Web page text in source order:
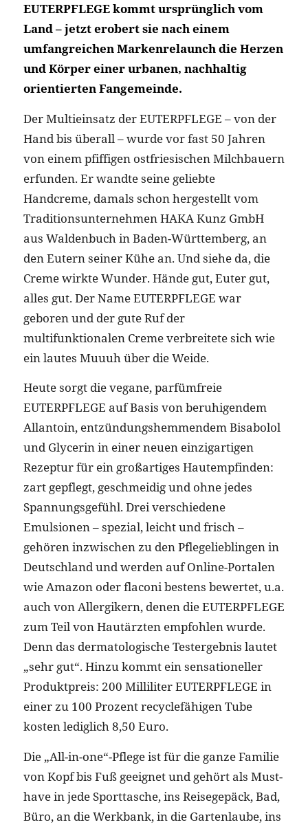
EUTERPFLEGE kommt ursprünglich vom
Land – jetzt erobert sie nach einem
umfangreichen Markenrelaunch die Herzen
und Körper einer urbanen, nachhaltig
orientierten Fangemeinde.
Der Multieinsatz der EUTERPFLEGE – von der
Hand bis überall – wurde vor fast 50 Jahren
von einem pfiffigen ostfriesischen Milchbauern
erfunden. Er wandte seine geliebte
Handcreme, damals schon hergestellt vom
Traditionsunternehmen HAKA Kunz GmbH
aus Waldenbuch in Baden-Württemberg, an
den Eutern seiner Kühe an. Und siehe da, die
Creme wirkte Wunder. Hände gut, Euter gut,
alles gut. Der Name EUTERPFLEGE war
geboren und der gute Ruf der
multifunktionalen Creme verbreitete sich wie
ein lautes Muuuh über die Weide.
Heute sorgt die vegane, parfümfreie
EUTERPFLEGE auf Basis von beruhigendem
Allantoin, entzündungshemmendem Bisabolol
und Glycerin in einer neuen einzigartigen
Rezeptur für ein großartiges Hautempfinden:
zart gepflegt, geschmeidig und ohne jedes
Spannungsgefühl. Drei verschiedene
Emulsionen – spezial, leicht und frisch –
gehören inzwischen zu den Pflegelieblingen in
Deutschland und werden auf Online-Portalen
wie Amazon oder flaconi bestens bewertet, u.a.
auch von Allergikern, denen die EUTERPFLEGE
zum Teil von Hautärzten empfohlen wurde.
Denn das dermatologische Testergebnis lautet
„sehr gut“. Hinzu kommt ein sensationeller
Produktpreis: 200 Milliliter EUTERPFLEGE in
einer zu 100 Prozent recyclefähigen Tube
kosten lediglich 8,50 Euro.
Die „All-in-one“-Pflege ist für die ganze Familie
von Kopf bis Fuß geeignet und gehört als Must-
have in jede Sporttasche, ins Reisegepäck, Bad,
Büro, an die Werkbank, in die Gartenlaube, ins